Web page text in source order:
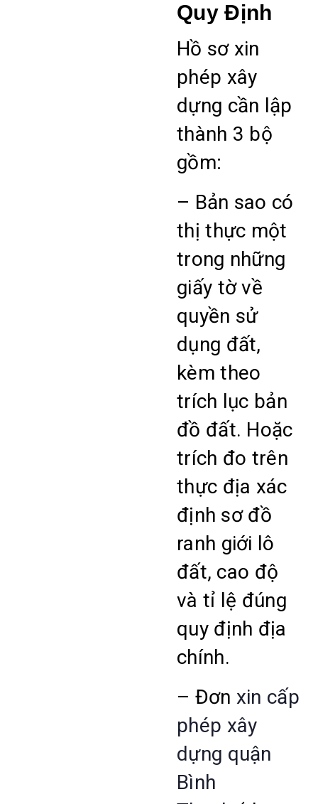
Quy Định
Hồ sơ xin
phép xây
dựng cần lập
thành 3 bộ
gồm:
– Bản sao có
thị thực một
trong những
giấy tờ về
quyền sử
dụng đất,
kèm theo
trích lục bản
đồ đất. Hoặc
trích đo trên
thực địa xác
định sơ đồ
ranh giới lô
đất, cao độ
và tỉ lệ đúng
quy định địa
chính.
– Đơn xin cấp
phép xây
dựng quận
Bình